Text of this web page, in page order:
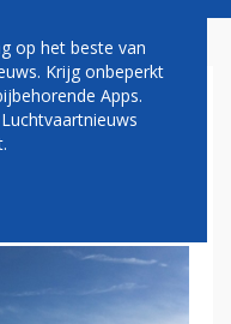
op het beste van
Krijg onbeperkt
Apps.